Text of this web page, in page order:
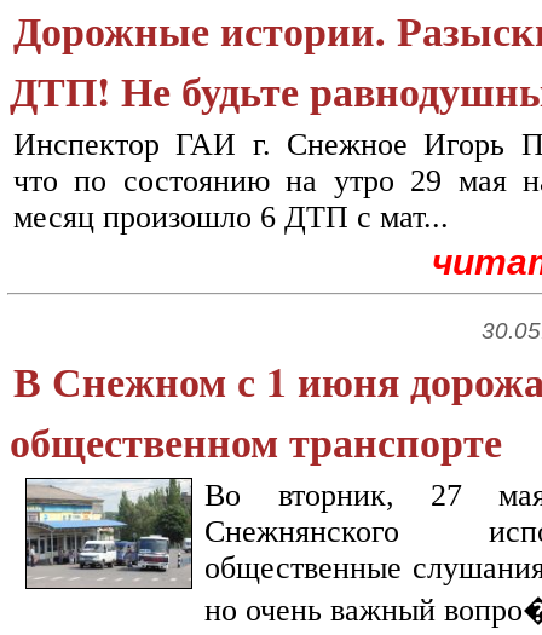
Дорожные истории.
ДТП! Не будьте
Инспектор ГАИ г. Снежное
что по состоянию на утро 29 мая
месяц произошло 6 ДТП с мат...
В Снежном с 1 июня
общественном транспорте
Во вторник, 27
Снежнянского
общественные
но очень важный